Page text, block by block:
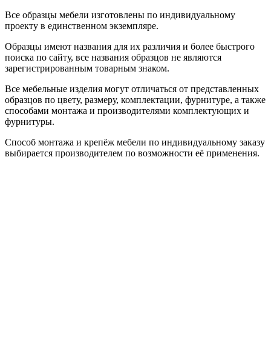
Все образцы мебели изготовлены по индивидуальному
проекту в единственном экземпляре.
Образцы имеют названия для их различия и более быстрого
поиска по сайту, все названия образцов не являются
зарегистрированным товарным знаком.
Все мебельные изделия могут отличаться от представленных
образцов по цвету, размеру, комплектации, фурнитуре, а также
способами монтажа и производителями комплектующих и
фурнитуры.
Способ монтажа и крепёж мебели по индивидуальному заказу
выбирается производителем по возможности её применения.